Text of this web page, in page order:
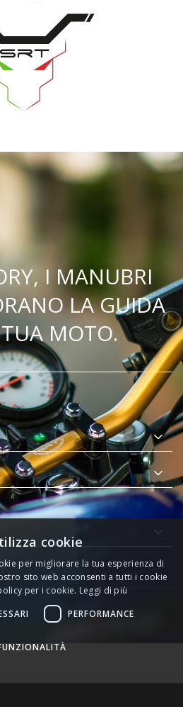
I MANUBRI
LA GUIDA
MOTO.
cookie
per migliorare la tua esperienza di
sito web acconsenti a tutti i cookie
per i cookie. Leggi di più
PERFORMANCE